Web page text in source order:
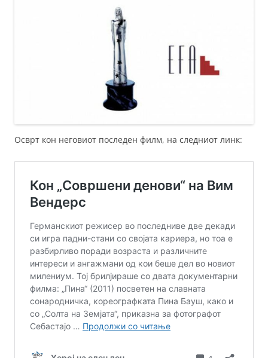
Осврт кон неговиот последен филм, на следниот линк: